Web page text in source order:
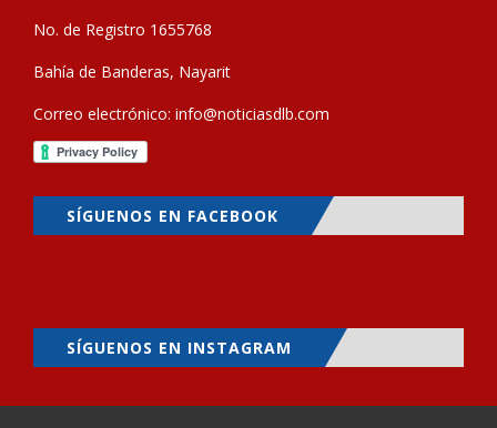
No. de Registro 1655768
Bahía de Banderas, Nayarit
Correo electrónico: info@noticiasdlb.com
SÍGUENOS EN FACEBOOK
SÍGUENOS EN INSTAGRAM